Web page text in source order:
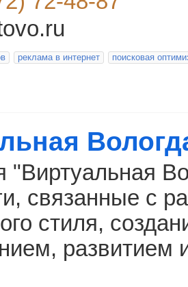
реклама в интернет поисковая
"Виртуальная
связанные с
стиля,
развитием